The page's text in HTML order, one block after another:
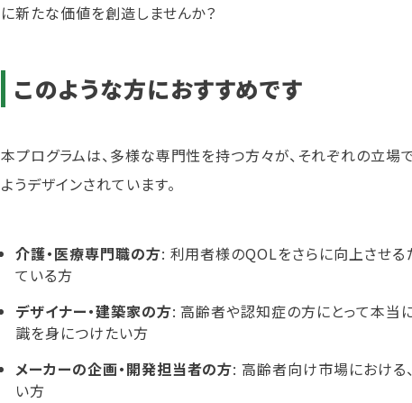
に新たな価値を創造しませんか？
このような方におすすめです
本プログラムは、多様な専門性を持つ方々が、それぞれの立場
ようデザインされています。
介護・医療専門職の方: 利用者様のQOLをさらに向上させ
ている方
デザイナー・建築家の方: 高齢者や認知症の方にとって本当
識を身につけたい方
メーカーの企画・開発担当者の方: 高齢者向け市場における
い方